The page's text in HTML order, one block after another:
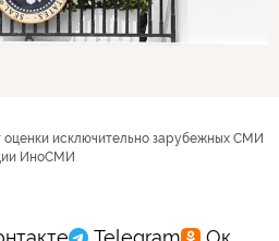
исключительно зарубежных СМИ
ИноСМИ